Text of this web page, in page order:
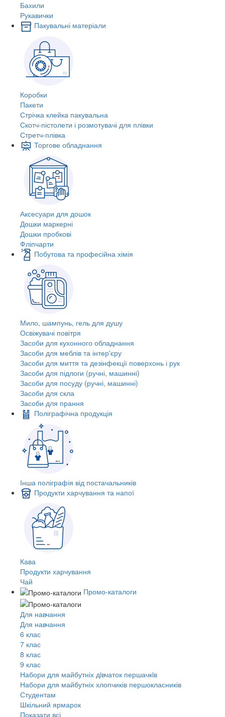
Бахили
Рукавички
Пакувальні матеріали
Коробки
Пакети
Стрічка клейка пакувальна
Скотч-пістолети і розмотувачі для плівки
Стретч-плівка
Торгове обладнання
Аксесуари для дошок
Дошки маркерні
Дошки пробкові
Фліпчарти
Побутова та професійна хімія
Мило, шампунь, гель для душу
Освіжувачі повітря
Засоби для кухонного обладнання
Засоби для меблів та інтер'єру
Засоби для миття та дезінфекції поверхонь і рук
Засоби для підлоги (ручні, машинні)
Засоби для посуду (ручні, машинні)
Засоби для скла
Засоби для прання
Поліграфічна продукція
Інша поліграфія від постачальників
Продукти харчування та напої
Кава
Продукти харчування
Чай
Промо-каталоги
Для навчання
Для навчання
6 клас
7 клас
8 клас
9 клас
Набори для майбутніх дiвчаток першачкiв
Набори для майбутніх хлопчиків першокласників
Студентам
Шкільний ярмарок
Показати всі